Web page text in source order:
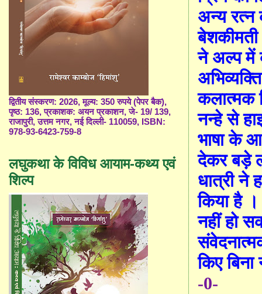
अन्य रत्न
ने अल्प में
कलात्मक
नन्हे से
भाषा के
देकर बड़े
धात्री ने
किया है ।
नहीं हो
किए बिना
-0-
द्वितीय संस्करण: 2026, मूल्य: 350 रुपये (पेपर बैक),
पृष्ठ: 136, प्रकाशक: अयन प्रकाशन, जे- 19/ 139,
राजापुरी, उत्तम नगर, नई दिल्ली- 110059, ISBN:
978-93-6423-759-8
लघुकथा के विविध आयाम-कथ्य एवं
शिल्प